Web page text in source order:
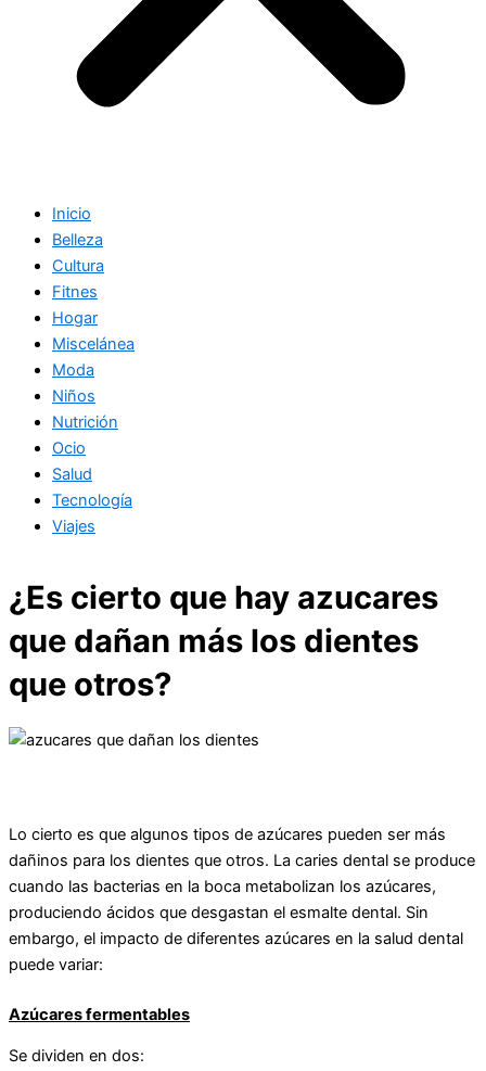
Inicio
Belleza
Cultura
Fitnes
Hogar
Miscelánea
Moda
Niños
Nutrición
Ocio
Salud
Tecnología
Viajes
¿Es cierto que hay azucares
que dañan más los dientes
que otros?
Lo cierto es que algunos tipos de azúcares pueden ser más
dañinos para los dientes que otros. La caries dental se produce
cuando las bacterias en la boca metabolizan los azúcares,
produciendo ácidos que desgastan el esmalte dental. Sin
embargo, el impacto de diferentes azúcares en la salud dental
puede variar:
Azúcares fermentables
Se dividen en dos: